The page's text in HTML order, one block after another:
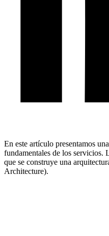
En este artículo presentamos
fundamentales de los servicios.
que se construye una
Architecture).